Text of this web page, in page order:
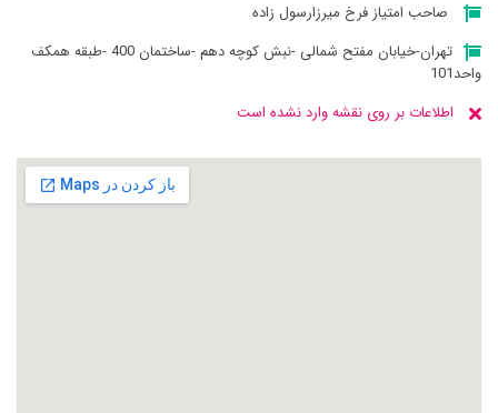
صاحب امتیاز فرخ میرزارسول زاده
تهران-خیابان مفتح شمالی -نبش کوچه دهم -ساختمان 400 -طبقه همکف
واحد101
اطلاعات بر روی نقشه وارد نشده است